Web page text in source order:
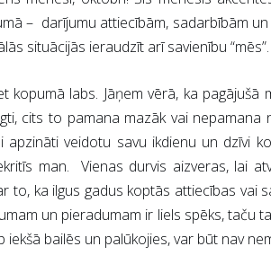
– darījumu attiecībām, sadarbībām
situācijās ieraudzīt arī savienību “mēs”.
labs. Jāņem vērā, ka
cits to pamana mazāk vai
veidotu savu ikdienu un dzīvi
man. Vienas durvis aizveras, lai
to, ka ilgus gadus koptās attiecības vai
un pieradumam ir liels spēks, taču
bailēs un palūkojies, var būt nav